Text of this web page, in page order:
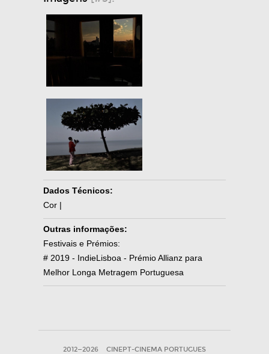
Dados Técnicos:
Cor |
Outras informações:
Festivais e Prémios:
# 2019 - IndieLisboa - Prémio Allianz para
Melhor Longa Metragem Portuguesa
2012—2026 CINEPT-CINEMA PORTUGUES